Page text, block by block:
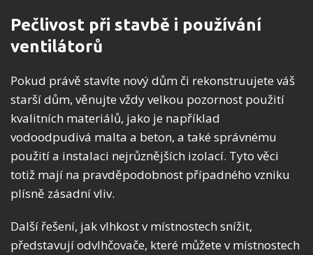
Pečlivost při stavbě i používání
ventilátorů
Pokud právě stavíte nový dům či rekonstruujete váš
starší dům, věnujte vždy velkou pozornost použití
kvalitních materiálů, jako je například
vodoodpudivá malta a beton, a také správnému
použití a instalaci nejrůznějších izolací. Tyto věci
totiž mají na pravděpodobnost případného vzniku
plísně zásadní vliv.
Další řešení, jak vlhkost v místnostech snížit,
představují odvlhčovače, které můžete v místnostech